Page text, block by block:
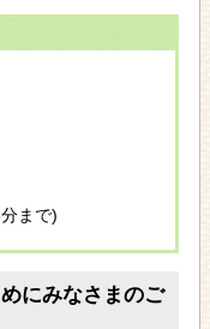
まで)
にみなさまのご